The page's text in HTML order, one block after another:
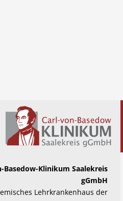
Basedow-Klinikum Saalekreis
gGmbH
Lehrkrankenhaus der